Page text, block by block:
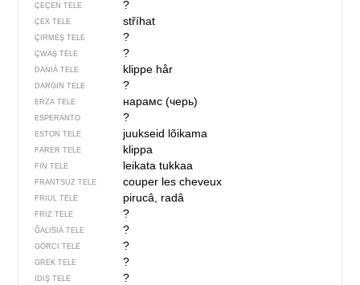
ÇEÇEN TELE ?
ÇEX TELE stříhat
ÇIRMEŞ TELE ?
ÇWAŞ TELE ?
DANIÄ TELE klippe hår
DARGIN TELE ?
ERZA TELE нарамс (черь)
ESPERANTO ?
ESTON TELE juukseid lõikama
FARER TELE klippa
FIN TELE leikata tukkaa
FRANTSUZ TELE couper les cheveux
FRIUL TELE pirucâ, radâ
FRIZ TELE ?
ĞALISIÄ TELE ?
GÖRCI TELE ?
GREK TELE ?
IDIŞ TELE ?